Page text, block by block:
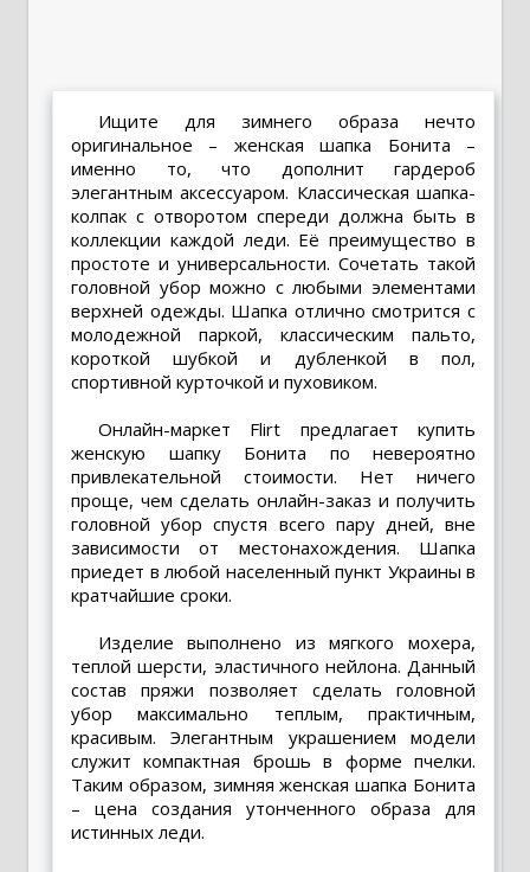
Ищите для зимнего образа нечто
оригинальное – женская шапка Бонита –
именно то, что дополнит гардероб
элегантным аксессуаром. Классическая шапка-
колпак с отворотом спереди должна быть в
коллекции каждой леди. Её преимущество в
простоте и универсальности. Сочетать такой
головной убор можно с любыми элементами
верхней одежды. Шапка отлично смотрится с
молодежной паркой, классическим пальто,
короткой шубкой и дубленкой в пол,
спортивной курточкой и пуховиком.
Онлайн-маркет Flirt предлагает купить
женскую шапку Бонита по невероятно
привлекательной стоимости. Нет ничего
проще, чем сделать онлайн-заказ и получить
головной убор спустя всего пару дней, вне
зависимости от местонахождения. Шапка
приедет в любой населенный пункт Украины в
кратчайшие сроки.
Изделие выполнено из мягкого мохера,
теплой шерсти, эластичного нейлона. Данный
состав пряжи позволяет сделать головной
убор максимально теплым, практичным,
красивым. Элегантным украшением модели
служит компактная брошь в форме пчелки.
Таким образом, зимняя женская шапка Бонита
– цена создания утонченного образа для
истинных леди.